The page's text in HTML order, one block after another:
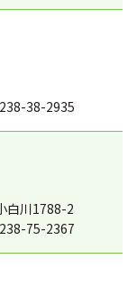
38-2935
白川1788-2
75-2367